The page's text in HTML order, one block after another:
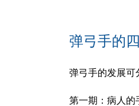
弹弓手的
弹弓手的发展可
第一期：病人的